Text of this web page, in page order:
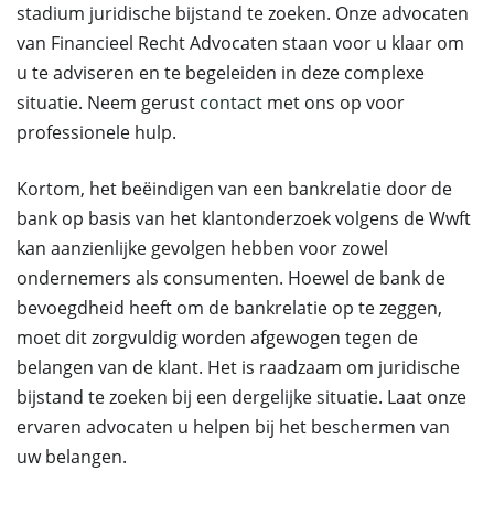
stadium juridische bijstand te zoeken. Onze advocaten
van Financieel Recht Advocaten staan voor u klaar om
u te adviseren en te begeleiden in deze complexe
situatie. Neem gerust contact met ons op voor
professionele hulp.
Kortom, het beëindigen van een bankrelatie door de
bank op basis van het klantonderzoek volgens de Wwft
kan aanzienlijke gevolgen hebben voor zowel
ondernemers als consumenten. Hoewel de bank de
bevoegdheid heeft om de bankrelatie op te zeggen,
moet dit zorgvuldig worden afgewogen tegen de
belangen van de klant. Het is raadzaam om juridische
bijstand te zoeken bij een dergelijke situatie. Laat onze
ervaren advocaten u helpen bij het beschermen van
uw belangen.